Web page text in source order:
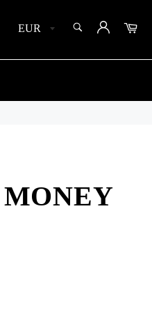
SEARCH
Search